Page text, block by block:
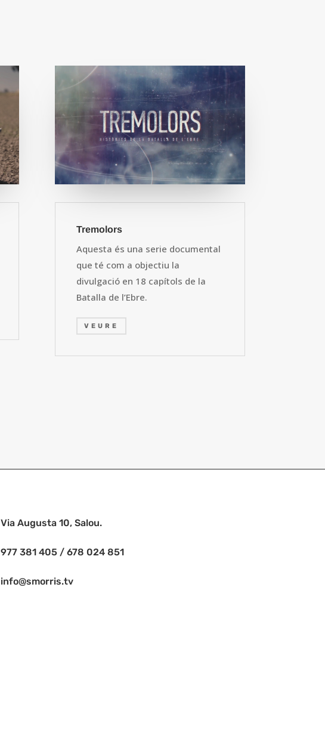
Tremolors
Aquesta és una serie documental
que té com a objectiu la
divulgació en 18 capítols de la
Batalla de l’Ebre.
VEURE
Via Augusta 10, Salou.
977 381 405 / 678 024 851
info@smorris.tv